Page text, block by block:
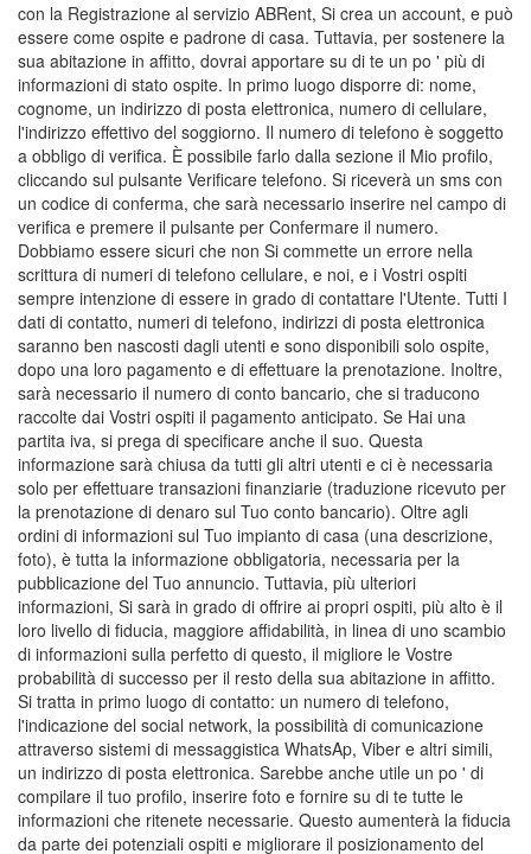
con la Registrazione al servizio ABRent, Si crea un account, e può
essere come ospite e padrone di casa. Tuttavia, per sostenere la
sua abitazione in affitto, dovrai apportare su di te un po ' più di
informazioni di stato ospite. In primo luogo disporre di: nome,
cognome, un indirizzo di posta elettronica, numero di cellulare,
l'indirizzo effettivo del soggiorno. Il numero di telefono è soggetto
a obbligo di verifica. È possibile farlo dalla sezione il Mio profilo,
cliccando sul pulsante Verificare telefono. Si riceverà un sms con
un codice di conferma, che sarà necessario inserire nel campo di
verifica e premere il pulsante per Confermare il numero.
Dobbiamo essere sicuri che non Si commette un errore nella
scrittura di numeri di telefono cellulare, e noi, e i Vostri ospiti
sempre intenzione di essere in grado di contattare l'Utente. Tutti I
dati di contatto, numeri di telefono, indirizzi di posta elettronica
saranno ben nascosti dagli utenti e sono disponibili solo ospite,
dopo una loro pagamento e di effettuare la prenotazione. Inoltre,
sarà necessario il numero di conto bancario, che si traducono
raccolte dai Vostri ospiti il pagamento anticipato. Se Hai una
partita iva, si prega di specificare anche il suo. Questa
informazione sarà chiusa da tutti gli altri utenti e ci è necessaria
solo per effettuare transazioni finanziarie (traduzione ricevuto per
la prenotazione di denaro sul Tuo conto bancario). Oltre agli
ordini di informazioni sul Tuo impianto di casa (una descrizione,
foto), è tutta la informazione obbligatoria, necessaria per la
pubblicazione del Tuo annuncio. Tuttavia, più ulteriori
informazioni, Si sarà in grado di offrire ai propri ospiti, più alto è il
loro livello di fiducia, maggiore affidabilità, in linea di uno scambio
di informazioni sulla perfetto di questo, il migliore le Vostre
probabilità di successo per il resto della sua abitazione in affitto.
Si tratta in primo luogo di contatto: un numero di telefono,
l'indicazione del social network, la possibilità di comunicazione
attraverso sistemi di messaggistica WhatsAp, Viber e altri simili,
un indirizzo di posta elettronica. Sarebbe anche utile un po ' di
compilare il tuo profilo, inserire foto e fornire su di te tutte le
informazioni che ritenete necessarie. Questo aumenterà la fiducia
da parte dei potenziali ospiti e migliorare il posizionamento del